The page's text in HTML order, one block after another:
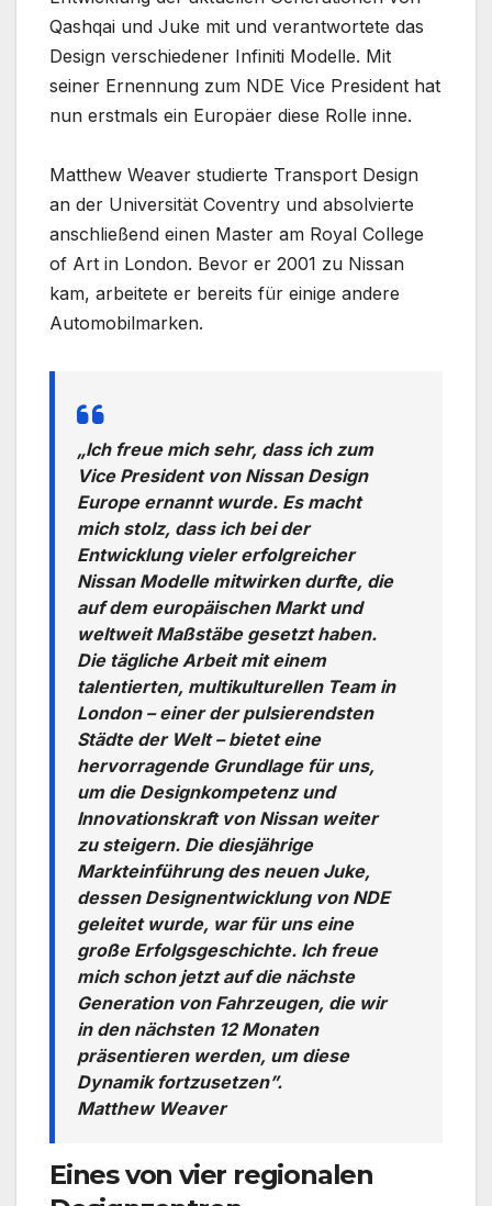
Qashqai und Juke mit und verantwortete das
Design verschiedener Infiniti Modelle. Mit
seiner Ernennung zum NDE Vice President hat
nun erstmals ein Europäer diese Rolle inne.
Matthew Weaver studierte Transport Design
an der Universität Coventry und absolvierte
anschließend einen Master am Royal College
of Art in London. Bevor er 2001 zu Nissan
kam, arbeitete er bereits für einige andere
Automobilmarken.
„Ich freue mich sehr, dass ich zum
Vice President von Nissan Design
Europe ernannt wurde. Es macht
mich stolz, dass ich bei der
Entwicklung vieler erfolgreicher
Nissan Modelle mitwirken durfte, die
auf dem europäischen Markt und
weltweit Maßstäbe gesetzt haben.
Die tägliche Arbeit mit einem
talentierten, multikulturellen Team in
London – einer der pulsierendsten
Städte der Welt – bietet eine
hervorragende Grundlage für uns,
um die Designkompetenz und
Innovationskraft von Nissan weiter
zu steigern. Die diesjährige
Markteinführung des neuen Juke,
dessen Designentwicklung von NDE
geleitet wurde, war für uns eine
große Erfolgsgeschichte. Ich freue
mich schon jetzt auf die nächste
Generation von Fahrzeugen, die wir
in den nächsten 12 Monaten
präsentieren werden, um diese
Dynamik fortzusetzen”.
Matthew Weaver
Eines von vier regionalen